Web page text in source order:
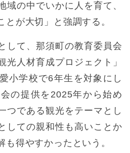
域の中でいかに人を育て、
とが大切」と強調する。
して、那須町の教育委員会
光人材育成プロジェクト」
小学校で6年生を対象にし
の提供を2025年から始め
つである観光をテーマとし
しての親和性も高いことか
も得やすかったという。